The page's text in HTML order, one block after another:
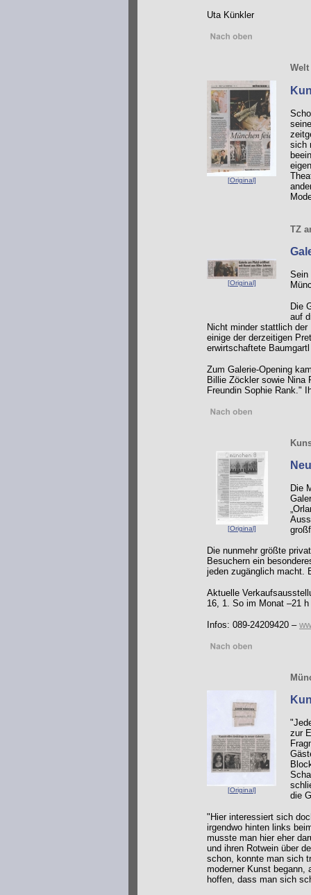
Uta Künkler
[Original]
Welt
sich
[Original]
TZ
Sein
Die
auf
Nicht minder stattlich
einige der derzeitigen
erwirtschaftete
Zum Galerie-Opening
Billie Zöckler sowie Nina
Freundin Sophie Rank."
[Original]
Die
Die nunmehr größte
Besuchern ein
jeden zugänglich macht.
Aktuelle
16, 1. So im Monat –21 h
Infos: 089-24209420 –
[Original]
zur
die
"Hier interessiert sich
irgendwo hinten links
musste man hier eher
und ihren Rotwein über
schon, konnte man sich
moderner Kunst
hoffen, dass man sich